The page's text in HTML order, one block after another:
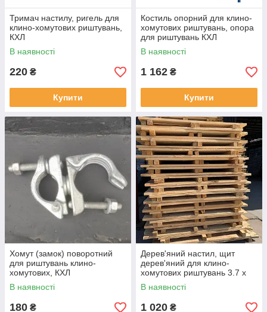
Тримач настилу, ригель для
клино-хомутових риштувань,
КХЛ
В наявності
220 ₴
Купити
Костиль опорний для клино-
хомутових риштувань, опора
для риштувань КХЛ
В наявності
1 162 ₴
Купити
Хомут (замок) поворотний
для риштувань клино-
хомутових, КХЛ
В наявності
180 ₴
Дерев'яний настил, щит
дерев'яний для клино-
хомутових риштувань 3.7 х
0.3 м
В наявності
1 020 ₴